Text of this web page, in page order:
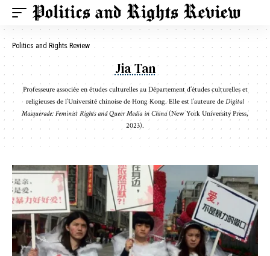
Politics and Rights Review
Jia Tan
Professeure associée en études culturelles au Département d’études culturelles et
religieuses de l’Université chinoise de Hong Kong. Elle est l’auteure de Digital
Masquerade: Feminist Rights and Queer Media in China(New York University Press,
2023).